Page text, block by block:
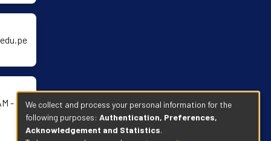
-
We collect and process your personal information for the
following purposes: Authentication, Preferences,
Acknowledgement and Statistics.